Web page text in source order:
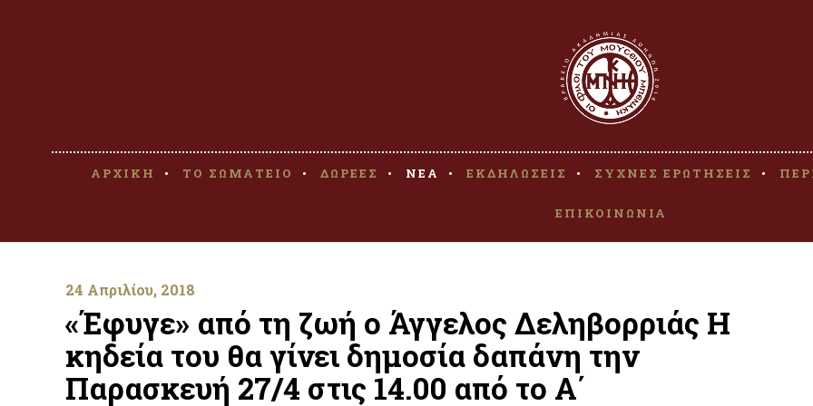
ΑΡΧΙΚΗ ΤΟ ΣΩΜΑΤΕΙΟ ΔΩΡΕΕΣ ΝΕΑ ΕΚΔΗΛΩΣΕΙΣ ΣΥΧΝΕΣ ΕΡΩΤΗΣΕΙΣ
ΕΠΙΚΟΙΝΩΝΙΑ
24 Απριλίου, 2018
«Έφυγε» από τη ζωή ο Άγγελος Δεληβορριάς Η
κηδεία του θα γίνει δημοσία δαπάνη την
Παρασκευή 27/4 στις 14.00 από το Α΄